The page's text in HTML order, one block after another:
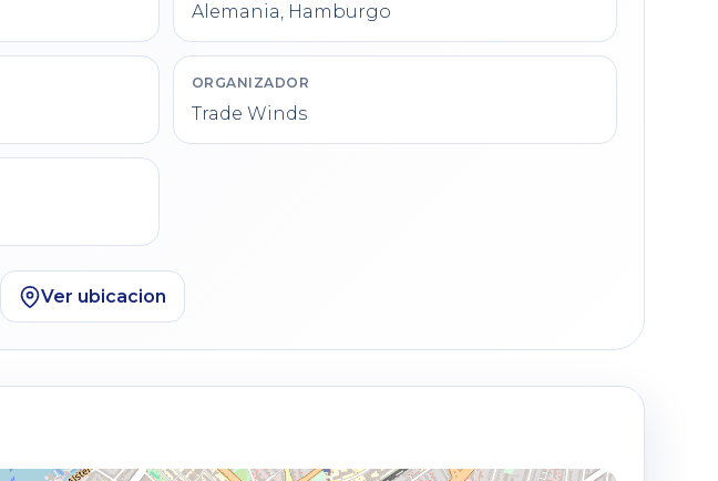
Alemania, Hamburgo
ORGANIZADOR
Trade Winds
Ver ubicacion